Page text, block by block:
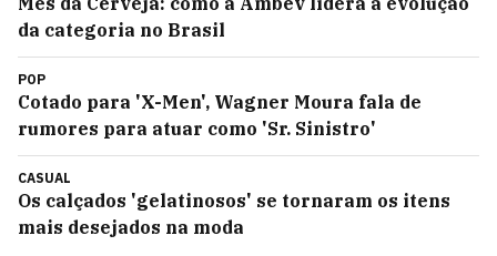
da categoria no Brasil
POP
Cotado para 'X-Men', Wagner Moura fala de
rumores para atuar como 'Sr. Sinistro'
CASUAL
Os calçados 'gelatinosos' se tornaram os itens
mais desejados na moda